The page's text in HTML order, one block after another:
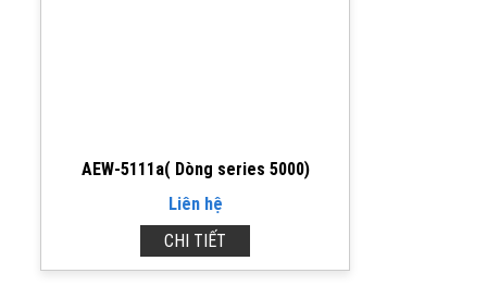
AEW-5111a( Dòng series 5000)
Liên hệ
CHI TIẾT